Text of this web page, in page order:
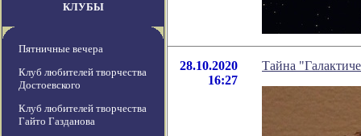
КЛУБЫ
Пятничные вечера
Клуб любителей творчества
Достоевского
Клуб любителей творчества
Гайто Газданова
28.10.2020
16:27
Тайна